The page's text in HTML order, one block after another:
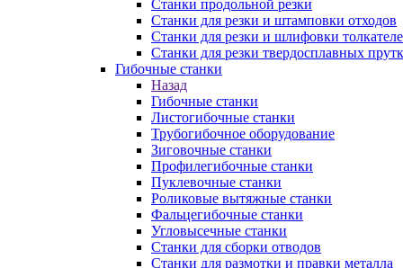
Станки продольной резки
Станки для резки и штамповки отходов
Станки для резки и шлифовки
Станки для резки твердосплавных
Гибочные станки
Назад
Гибочные станки
Листогибочные станки
Трубогибочное оборудование
Зиговочные станки
Профилегибочные станки
Пуклевочные станки
Роликовые вытяжные станки
Фальцегибочные станки
Угловысечные станки
Станки для сборки отводов
Станки для размотки и правки металла